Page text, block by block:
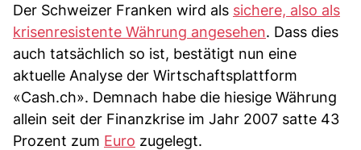
Der Schweizer Franken wird als sichere, also als
krisenresistente Währung angesehen. Dass dies
auch tatsächlich so ist, bestätigt nun eine
aktuelle Analyse der Wirtschaftsplattform
«Cash.ch». Demnach habe die hiesige Währung
allein seit der Finanzkrise im Jahr 2007 satte 43
Prozent zum Euro zugelegt.